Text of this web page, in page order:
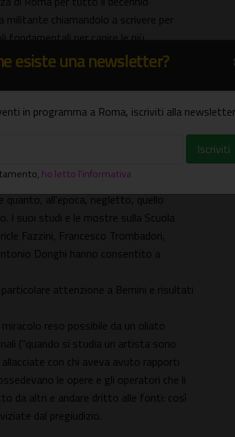
militante chiamandolo a scrivere per
fondamentali per capire le più
realizzati dagli artisti.
a poco si trasformeranno nelle star
Balla e i Futuristi, Francis
di ricerche l'arte del pictor optimus,
viene scandagliata come mai prima di
all'epoca, negletto, quello
I suoi studi e le mostre sulla Scuola
Fazzini, Francesco Trombadori,
Donghi hanno consentito a
attenzione a Bernini e risultati
reso possibile da un oliato
("quando si studia un artista sono
con chi aveva avuto rapporti
le opere e gli operatori che li
da altri e andare dritto alle fonti: così
dal pregiudizio.
esiste una newsletter?
in programma a Roma, iscriviti alla
, ho letto l'informativa